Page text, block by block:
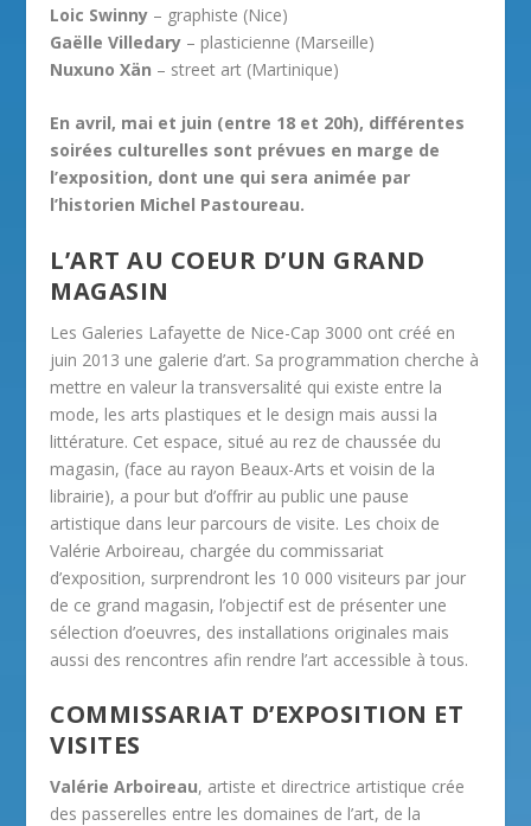
Loic Swinny – graphiste (Nice)
Gaëlle Villedary – plasticienne (Marseille)
Nuxuno Xän – street art (Martinique)
En avril, mai et juin (entre 18 et 20h), différentes
soirées culturelles sont prévues en marge de
l’exposition, dont une qui sera animée par
l’historien Michel Pastoureau.
L’ART AU COEUR D’UN GRAND
MAGASIN
Les Galeries Lafayette de Nice-Cap 3000 ont créé en
juin 2013 une galerie d’art. Sa programmation cherche à
mettre en valeur la transversalité qui existe entre la
mode, les arts plastiques et le design mais aussi la
littérature. Cet espace, situé au rez de chaussée du
magasin, (face au rayon Beaux-Arts et voisin de la
librairie), a pour but d’offrir au public une pause
artistique dans leur parcours de visite. Les choix de
Valérie Arboireau, chargée du commissariat
d’exposition, surprendront les 10 000 visiteurs par jour
de ce grand magasin, l’objectif est de présenter une
sélection d’oeuvres, des installations originales mais
aussi des rencontres afin rendre l’art accessible à tous.
COMMISSARIAT D’EXPOSITION ET
VISITES
Valérie Arboireau, artiste et directrice artistique crée
des passerelles entre les domaines de l’art, de la